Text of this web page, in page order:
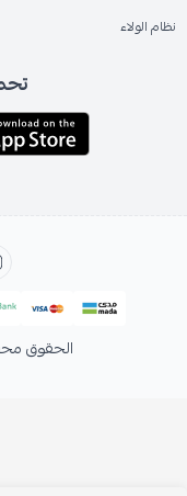
نظام الولاء
الحقوق